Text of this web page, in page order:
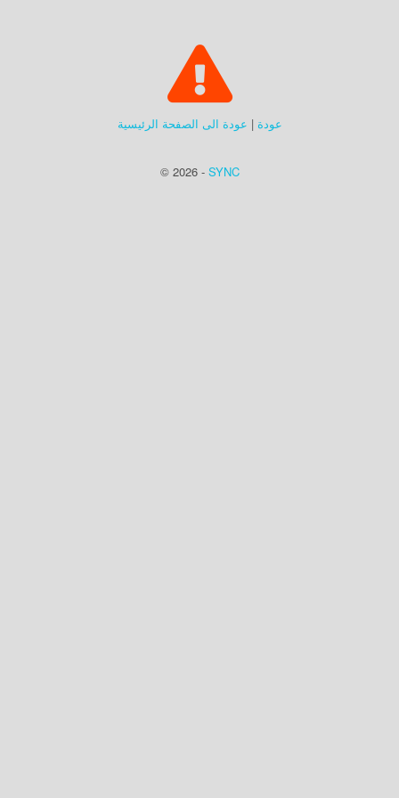
عودة | عودة الى الصفحة الرئيسية
© 2026 - SYNC